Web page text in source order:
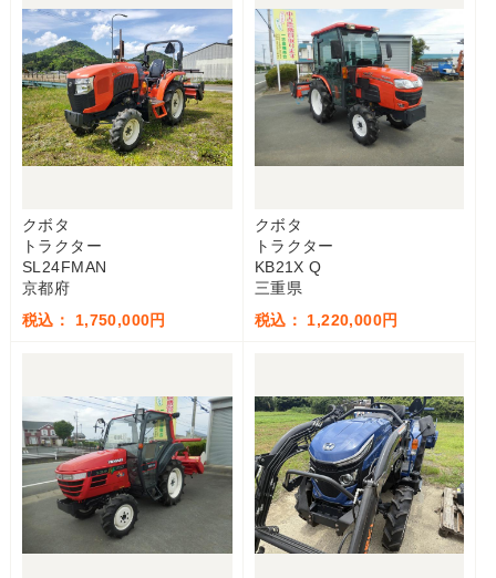
クボタ
トラクター
SL24FMAN
京都府
税込： 1,750,000円
クボタ
トラクター
KB21X Q
三重県
税込： 1,220,000円